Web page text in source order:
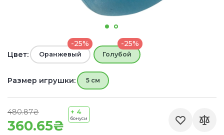
360.65₴
480.87₴ + 4
бонуси
Цвет:
-25%
Оранжевый
-25%
Голубой
Размер игрушки: 5 см